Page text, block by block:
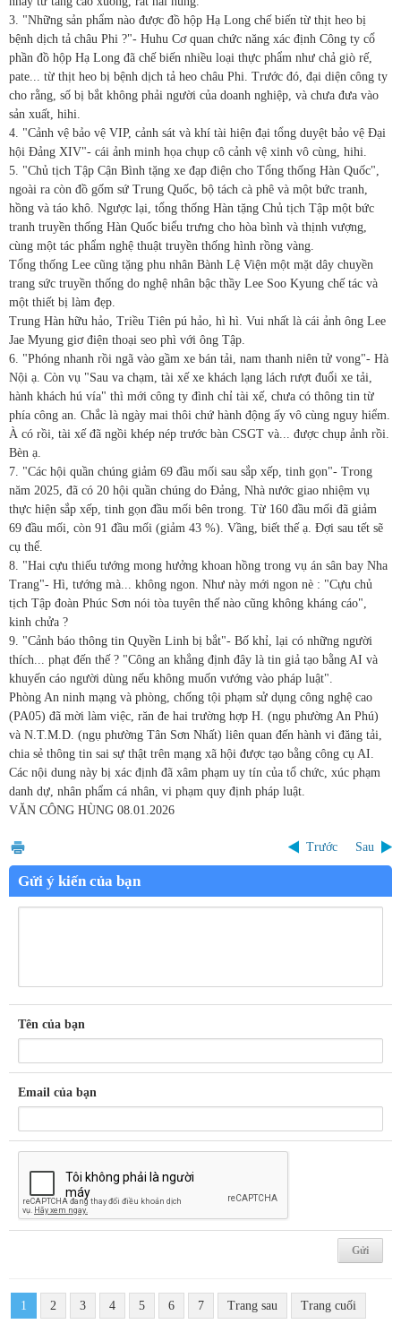
3. "Những sản phẩm nào được đồ hộp Hạ Long chế biến từ thịt heo bị
bệnh dịch tả châu Phi ?"- Huhu Cơ quan chức năng xác định Công ty cổ
phần đồ hộp Hạ Long đã chế biến nhiều loại thực phẩm như chả giò rế,
pate... từ thịt heo bị bệnh dịch tả heo châu Phi. Trước đó, đại diện công ty
cho rằng, số bị bắt không phải người của doanh nghiệp, và chưa đưa vào
sản xuất, hihi.
4. "Cảnh vệ bảo vệ VIP, cảnh sát và khí tài hiện đại tổng duyệt bảo vệ Đại
hội Đảng XIV"- cái ảnh minh họa chụp cô cảnh vệ xinh vô cùng, hihi.
5. "Chủ tịch Tập Cận Bình tặng xe đạp điện cho Tổng thống Hàn Quốc",
ngoài ra còn đồ gốm sứ Trung Quốc, bộ tách cà phê và một bức tranh,
hồng và táo khô. Ngược lại, tổng thống Hàn tặng Chủ tịch Tập một bức
tranh truyền thống Hàn Quốc biểu trưng cho hòa bình và thịnh vượng,
cùng một tác phẩm nghệ thuật truyền thống hình rồng vàng.
Tổng thống Lee cũng tặng phu nhân Bành Lệ Viện một mặt dây chuyền
trang sức truyền thống do nghệ nhân bậc thầy Lee Soo Kyung chế tác và
một thiết bị làm đẹp.
Trung Hàn hữu hảo, Triều Tiên pú hảo, hì hì. Vui nhất là cái ảnh ông Lee
Jae Myung giơ điện thoại seo phì với ông Tập.
6. "Phóng nhanh rồi ngã vào gầm xe bán tải, nam thanh niên tử vong"- Hà
Nội ạ. Còn vụ "Sau va chạm, tài xế xe khách lạng lách rượt đuổi xe tải,
hành khách hú vía" thì mới công ty đình chỉ tài xế, chưa có thông tin từ
phía công an. Chắc là ngày mai thôi chứ hành động ấy vô cùng nguy hiểm.
À có rồi, tài xế đã ngồi khép nép trước bàn CSGT và... được chụp ảnh rồi.
Bèn ạ.
7. "Các hội quần chúng giảm 69 đầu mối sau sắp xếp, tinh gọn"- Trong
năm 2025, đã có 20 hội quần chúng do Đảng, Nhà nước giao nhiệm vụ
thực hiện sắp xếp, tinh gọn đầu mối bên trong. Từ 160 đầu mối đã giảm
69 đầu mối, còn 91 đầu mối (giảm 43 %). Vầng, biết thế ạ. Đợi sau tết sẽ
cụ thể.
8. "Hai cựu thiếu tướng mong hưởng khoan hồng trong vụ án sân bay Nha
Trang"- Hì, tướng mà... không ngon. Như này mới ngon nè : "Cựu chủ
tịch Tập đoàn Phúc Sơn nói tòa tuyên thế nào cũng không kháng cáo",
kinh chửa ?
9. "Cảnh báo thông tin Quyền Linh bị bắt"- Bố khỉ, lại có những người
thích... phạt đến thế ? "Công an khẳng định đây là tin giả tạo bằng AI và
khuyến cáo người dùng nếu không muốn vướng vào pháp luật".
Phòng An ninh mạng và phòng, chống tội phạm sử dụng công nghệ cao
(PA05) đã mời làm việc, răn đe hai trường hợp H. (ngụ phường An Phú)
và N.T.M.D. (ngụ phường Tân Sơn Nhất) liên quan đến hành vi đăng tải,
chia sẻ thông tin sai sự thật trên mạng xã hội được tạo bằng công cụ AI.
Các nội dung này bị xác định đã xâm phạm uy tín của tổ chức, xúc phạm
danh dự, nhân phẩm cá nhân, vi phạm quy định pháp luật.
VĂN CÔNG HÙNG 08.01.2026
Trước Sau
Gửi ý kiến của bạn
Tên của bạn
Email của bạn
1 2 3 4 5 6 7 Trang sau Trang cuối